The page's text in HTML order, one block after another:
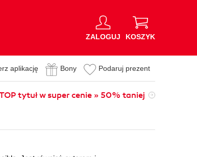
ZALOGUJ KOSZYK
aplikację Bony Podaruj prezent
tytuł w super cenie » 50% taniej